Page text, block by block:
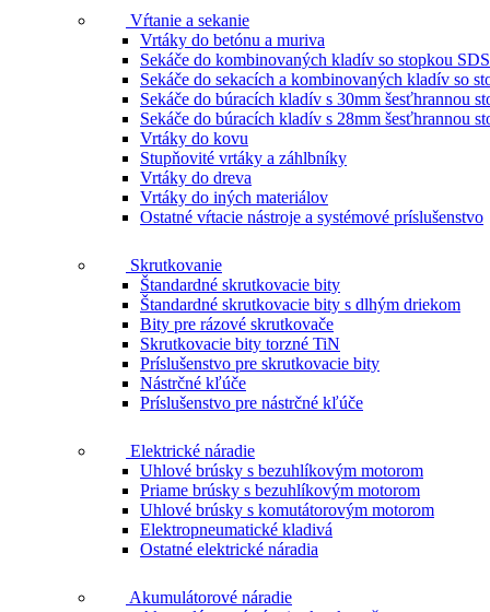
Vŕtanie a sekanie
Vrtáky do betónu a muriva
Sekáče do kombinovaných kladív so stopkou
Sekáče do sekacích a kombinovaných kladív so
Sekáče do búracích kladív s 30mm šesťhrannou
Sekáče do búracích kladív s 28mm šesťhrannou
Vrtáky do kovu
Stupňovité vrtáky a záhlbníky
Vrtáky do dreva
Vrtáky do iných materiálov
Ostatné vŕtacie nástroje a systémové príslušenstvo
Skrutkovanie
Štandardné skrutkovacie bity
Štandardné skrutkovacie bity s dlhým driekom
Bity pre rázové skrutkovače
Skrutkovacie bity torzné TiN
Príslušenstvo pre skrutkovacie bity
Nástrčné kľúče
Príslušenstvo pre nástrčné kľúče
Elektrické náradie
Uhlové brúsky s bezuhlíkovým motorom
Priame brúsky s bezuhlíkovým motorom
Uhlové brúsky s komutátorovým motorom
Elektropneumatické kladivá
Ostatné elektrické náradia
Akumulátorové náradie